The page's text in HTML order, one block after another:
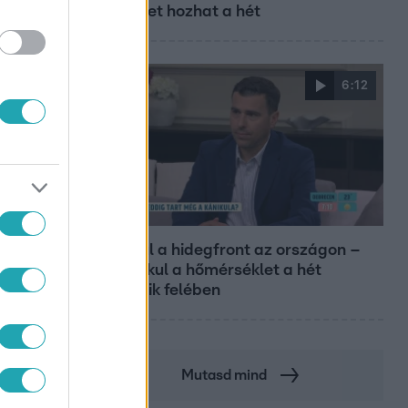
sikereket hozhat a hét
6:12
Átvonul a hidegfront az országon –
így alakul a hőmérséklet a hét
második felében
Mutasd mind